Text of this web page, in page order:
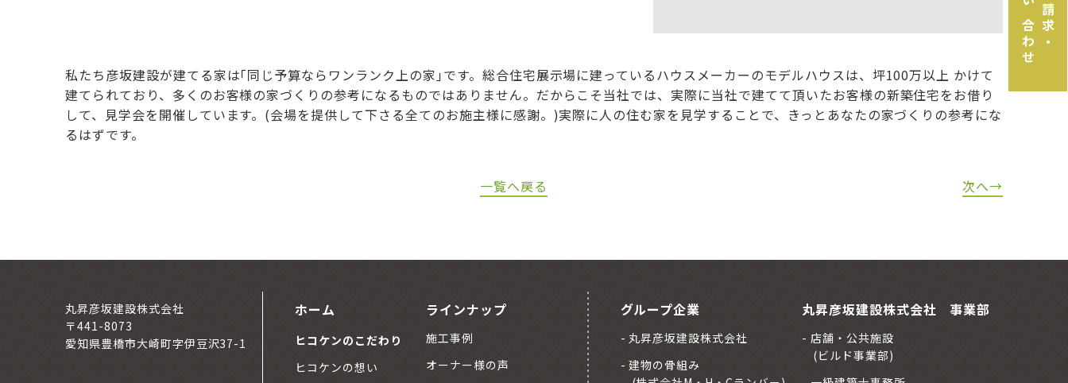
私たち彦坂建設が建てる家は｢同じ予算ならワンランク上の家｣です。総合住宅展示場に建っているハウスメーカーのモデルハウスは、坪100万以上 かけて
建てられており、多くのお客様の家づくりの参考になるものではありません。だからこそ当社では、実際に当社で建てて頂いたお客様の新築住宅をお借り
して、見学会を開催しています。(会場を提供して下さる全てのお施主様に感謝。)実際に人の住む家を見学することで、きっとあなたの家づくりの参考にな
るはずです。
一覧へ戻る 次へ→
丸昇彦坂建設株式会社
〒441-8073
愛知県豊橋市大崎町字伊豆沢37-1
ホーム
ヒコケンのこだわり
ヒコケンの想い
ラインナップ
施工事例
オーナー様の声
グループ企業
丸昇彦坂建設株式会社
建物の骨組み
丸昇彦坂建設株式会社 事業部
店舗・公共施設
(ビルド事業部)